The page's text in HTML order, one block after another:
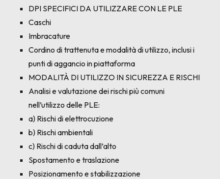
DPI SPECIFICI DA UTILIZZARE CON LE PLE
Caschi
Imbracature
Cordino di trattenuta e modalità di utilizzo, inclusi i
punti di aggancio in piattaforma
MODALITÀ DI UTILIZZO IN SICUREZZA E RISCHI
Analisi e valutazione dei rischi più comuni
nell’utilizzo delle PLE:
a) Rischi di elettrocuzione
b) Rischi ambientali
c) Rischi di caduta dall’alto
Spostamento e traslazione
Posizionamento e stabilizzazione